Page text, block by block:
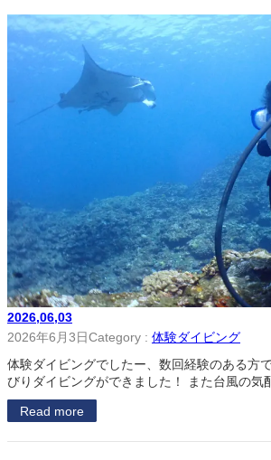
2026,06,03
2026年6月3日Category : 体験ダイビング
体験ダイビングでしたー、数回経験のある方
びりダイビングができました！ また台風の気
Read more